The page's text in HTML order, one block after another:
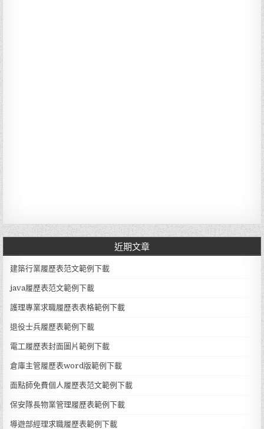
近期文章
建築行業履歷表范文範例下載
java履歷表范文範例下載
護理專業求職履歷表表格範例下載
退役士兵履歷表範例下載
電工履歷表封面圖片範例下載
倉庫主管履歷表word版範例下載
面點師免費個人履歷表范文範例下載
保安隊長物業管理履歷表範例下載
導遊部經理求職履歷表範例下載